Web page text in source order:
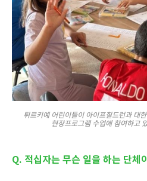
튀르키예 어린이들이 아이프칠드런과 대
현장프로그램 수업에 참여하고
Q. 적십자는 무슨 일을 하는 단체